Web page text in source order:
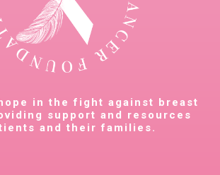
in the fight against breast
support and resources
and their families.